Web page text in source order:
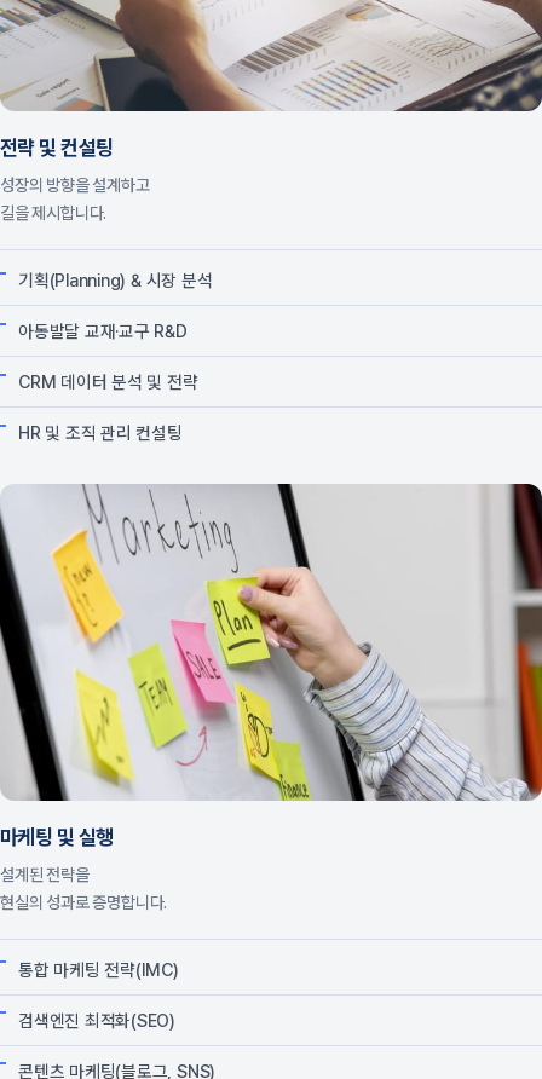
전략 및 컨설팅
성장의 방향을 설계하고
길을 제시합니다.
기획(Planning) & 시장 분석
아동발달 교재·교구 R&D
CRM 데이터 분석 및 전략
HR 및 조직 관리 컨설팅
마케팅 및 실행
설계된 전략을
현실의 성과로 증명합니다.
통합 마케팅 전략(IMC)
검색엔진 최적화(SEO)
콘텐츠 마케팅(블로그, SNS)